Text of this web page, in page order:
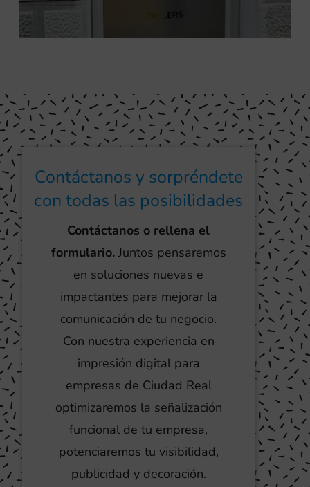
Contáctanos y sorpréndete
con todas las posibilidades
Contáctanos o rellena el
formulario.Juntos pensaremos
en soluciones nuevas e
impactantes para mejorar la
comunicación de tu negocio.
Con nuestra experiencia en
impresión digital para
empresas de Ciudad Real
optimizaremos la señalización
funcional de tu empresa,
potenciaremos tu visibilidad,
publicidad y decoración.